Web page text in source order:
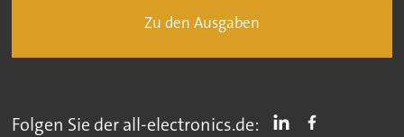
Zu den Ausgaben
Folgen Sie der all-electronics.de: